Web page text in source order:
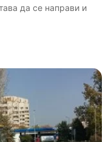
да се направи и